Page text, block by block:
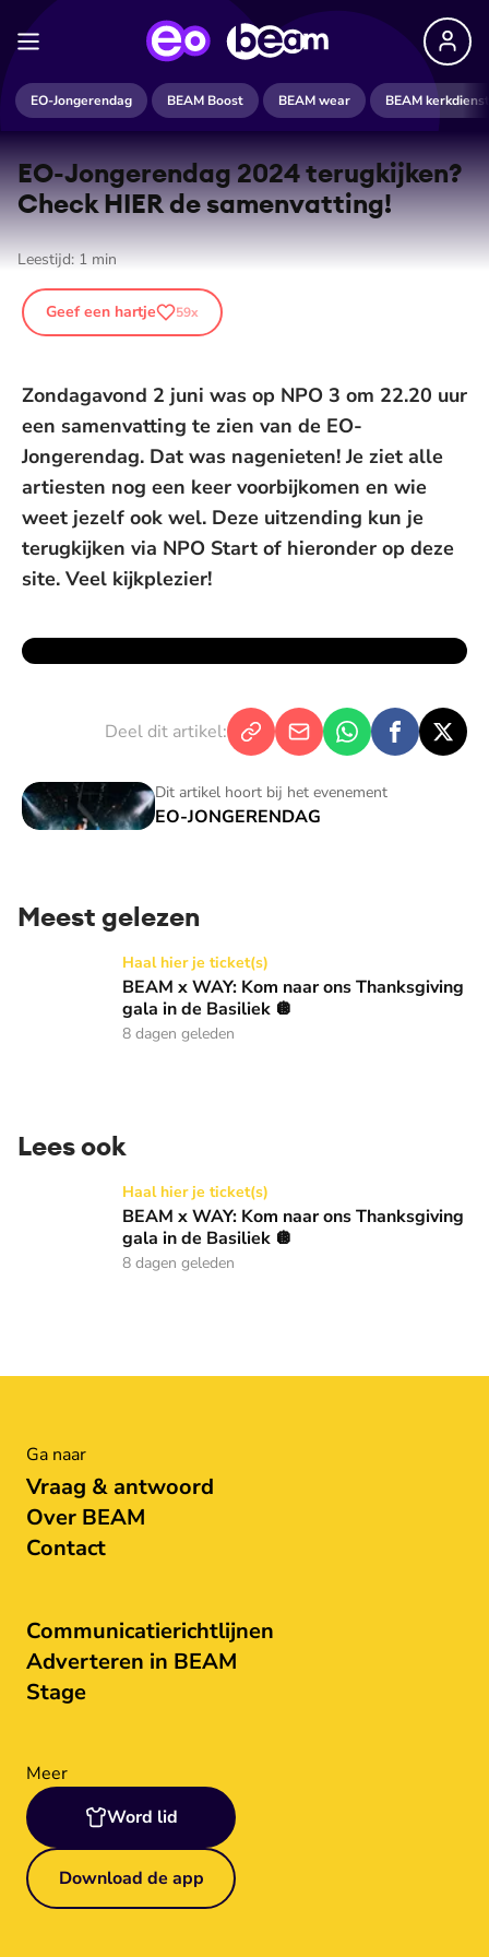
EO-Jongerendag BEAM Boost BEAM wear BEAM kerkdienst
EO-Jongerendag 2024 terugkijken?
Check HIER de samenvatting!
Leestijd:1min
Geef een hartje 59x
Zondagavond 2 juni was op NPO 3 om 22.20 uur
een samenvatting te zien van de EO-
Jongerendag. Dat was nagenieten! Je ziet alle
artiesten nog een keer voorbijkomen en wie
weet jezelf ook wel. Deze uitzending kun je
terugkijken via NPO Start of hieronder op deze
site. Veel kijkplezier!
Deel dit artikel:
Dit artikel hoort bij het evenement
EO-JONGERENDAG
EO-JONGERENDAG
Meest gelezen
BEAM x WAY: Kom naar ons Thanksgiving gala in de
Haal hier je ticket(s)
BEAM x WAY: Kom naar ons Thanksgiving
gala in de Basiliek 🪩
8 dagen geleden
Lees ook
BEAM x WAY: Kom naar ons Thanksgiving gala in de
Haal hier je ticket(s)
BEAM x WAY: Kom naar ons Thanksgiving
gala in de Basiliek 🪩
8 dagen geleden
Ga naar
Vraag & antwoord
Over BEAM
Contact
Communicatierichtlijnen
Adverteren in BEAM
Stage
Meer
Word lid
Download de app